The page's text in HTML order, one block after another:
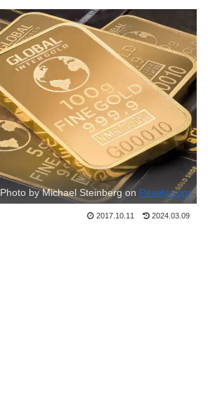
Photo by Michael Steinberg on Pexels.com
2017.10.11 2024.03.09